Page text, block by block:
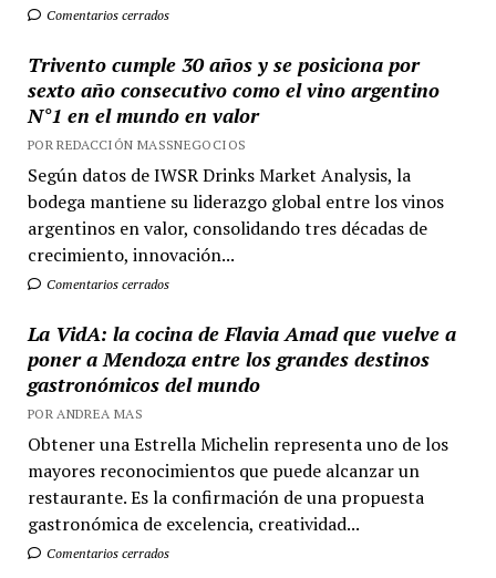
Comentarios cerrados
Trivento cumple 30 años y se posiciona por
sexto año consecutivo como el vino argentino
N°1 en el mundo en valor
POR REDACCIÓN MASSNEGOCIOS
Según datos de IWSR Drinks Market Analysis, la
bodega mantiene su liderazgo global entre los vinos
argentinos en valor, consolidando tres décadas de
crecimiento, innovación...
Comentarios cerrados
La VidA: la cocina de Flavia Amad que vuelve a
poner a Mendoza entre los grandes destinos
gastronómicos del mundo
POR ANDREA MAS
Obtener una Estrella Michelin representa uno de los
mayores reconocimientos que puede alcanzar un
restaurante. Es la confirmación de una propuesta
gastronómica de excelencia, creatividad...
Comentarios cerrados